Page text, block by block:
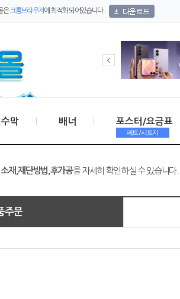
은크롬브라우저에 최적화 되어있습니다.
수막 배너 포스터/요금표
페트 / 시트지
소재,재단방법,후가공을 자세히 확인하실 수 있습니다.
주문